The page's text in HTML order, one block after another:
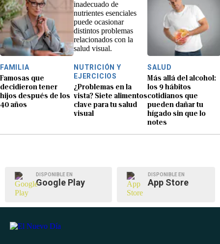
FAMILIA
Famosas que
decidieron tener
hijos después de los
40 años
NUTRICIÓN Y
EJERCICIOS
¿Problemas en la
vista? Siete alimentos
clave para tu salud
visual
SALUD
Más allá del alcohol:
los 9 hábitos
cotidianos que
pueden dañar tu
hígado sin que lo
notes
DISPONIBLE EN
Google Play
DISPONIBLE EN
App Store